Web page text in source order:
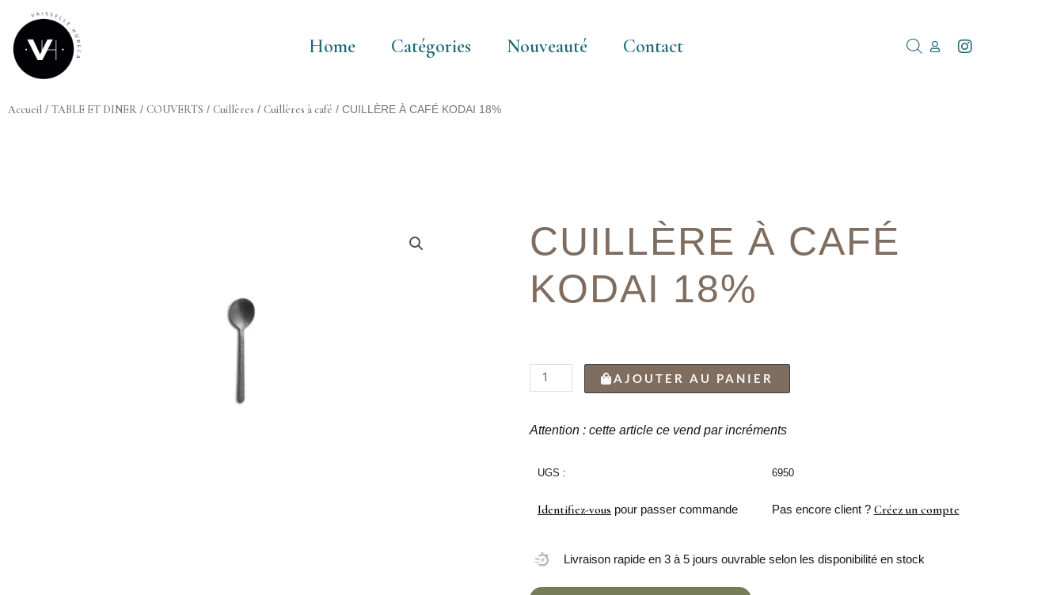
contenu
Home Catégories Nouveauté Contact
Accueil / TABLE ET DINER / COUVERTS / Cuillères / Cuillères à café / CUILLÈRE À CAFÉ KODAI 18%
CUILLÈRE À CAFÉ
KODAI 18%
quantité
de
À
KODAI
AJOUTER AU PANIER
Attention : cette article ce vend par incréments
UGS :
Identifiez-vous pour passer commande
6950
Pas encore client ? Créez un compte
Livraison rapide en 3 à 5 jours ouvrable selon les disponibilité en stock